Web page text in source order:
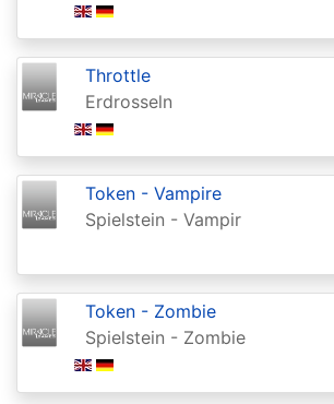
Commander
2014
Commander
Commander
2016
2017
Commander
2018
Commander
Throttle
Erdrosseln
Token - Vampire
Spielstein - Vampir
Token - Zombie
Spielstein - Zombie